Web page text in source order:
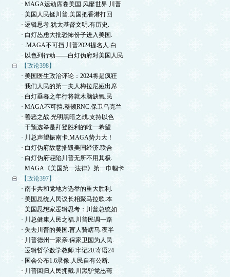
· MAGA运动席卷美国.风靡世界.川普
· 美国人民挺川普.美国把香港打回
· 逻辑思考.犹太基督文明.有历史.
· 白灯怂恿大批恐怖份子进入美国.
· .MAGA不可挡.川普2024提名人.白
· 以色列行动——白灯伪府对美国人民
【政论398】
· 美国医生政治评论：2024将是疯狂
· 我们人民的第一夫人梅拉尼娅出席
· 白灯垂暮之年行将就木脑缺氧.民
· MAGA不可挡.整顿RNC.保卫乌克兰
· 善恶之战.光明黑暗之战.支持以色
· 干预选举是拜登胜利的唯一希望.
· 川总声望振南卡.MAGA势力大！
· 白灯伪府故意摧毁美国经济.联合
· 白灯伪府诬陷川普无所不用其极.
· MAGA《美国第一法律》第一巾帼卡
【政论397】
· 南卡共和党地方选举的重大胜利.
· 美国总统人民议长相聚马拉歌.本
· 美国思想家逻辑思考：川普总统如
· 川总健康人民之福.川普民调一路
· 失去川普的美国.盲人骑瞎马.夜半
· 川普德州一家亲.保家卫国为人民.
· 逻辑哲学数学教师.牢记20.寄语24
· 国会公布1.6录像.人民自有公断.
· 川普回归人民拥戴.川黑驴党怂蔫